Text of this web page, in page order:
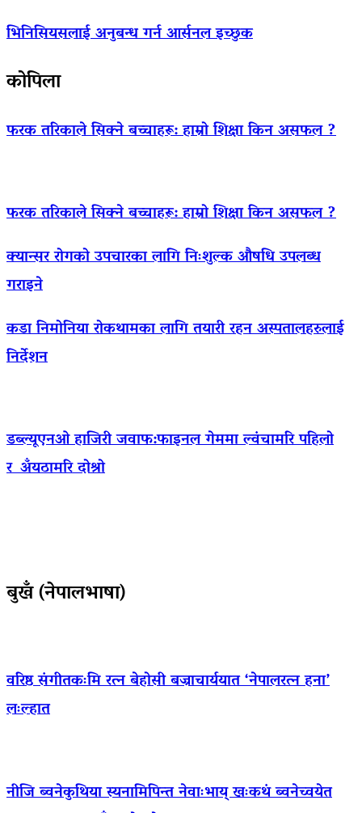
भिनिसियसलाई अनुबन्ध गर्न आर्सनल इच्छुक
कोपिला
फरक तरिकाले सिक्ने बच्चाहरू: हाम्रो शिक्षा किन असफल ?
फरक तरिकाले सिक्ने बच्चाहरू: हाम्रो शिक्षा किन असफल ?
क्यान्सर रोगको उपचारका लागि निःशुल्क औषधि उपलब्ध
गराइने
कडा निमोनिया रोकथामका लागि तयारी रहन अस्पतालहरुलाई
निर्देशन
डब्ल्यूएनओ हाजिरी जवाफ:फाइनल गेममा ल्वंचामरि पहिलो
र अँयठामरि दोश्रो
बुखँ (नेपालभाषा)
वरिष्ठ संगीतकःमि रत्न बेहोसी बज्राचार्ययात ‘नेपालरत्न हना’
लःल्हात
नीजि ब्वनेकुथिया स्यनामिपिन्त नेवाःभाय् खःकथं ब्वनेच्वयेत